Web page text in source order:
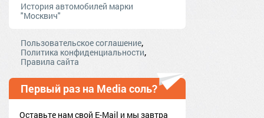
История автомобилей марки
"Москвич"
Пользовательское соглашение,
Политика конфиденциальности,
Правила сайта
Первый раз на Media соль?
Оставьте нам свой E-Mail и мы завтра